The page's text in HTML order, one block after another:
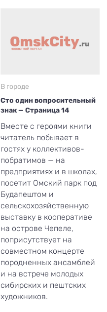
В городе
Сто один вопросительный
знак — Страница 14
Вместе с героями книги
читатель побывает в
гостях у коллективов-
побратимов — на
предприятиях и в школах,
посетит Омский парк под
Будапештом и
сельскохозяйственную
выставку в кооперативе
на острове Чепеле,
поприсутствует на
совместном концерте
породненных ансамблей
и на встрече молодых
сибирских и пештских
художников.